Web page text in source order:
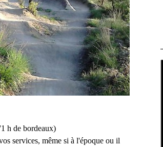
h de bordeaux)
services, même si à l'époque ou il